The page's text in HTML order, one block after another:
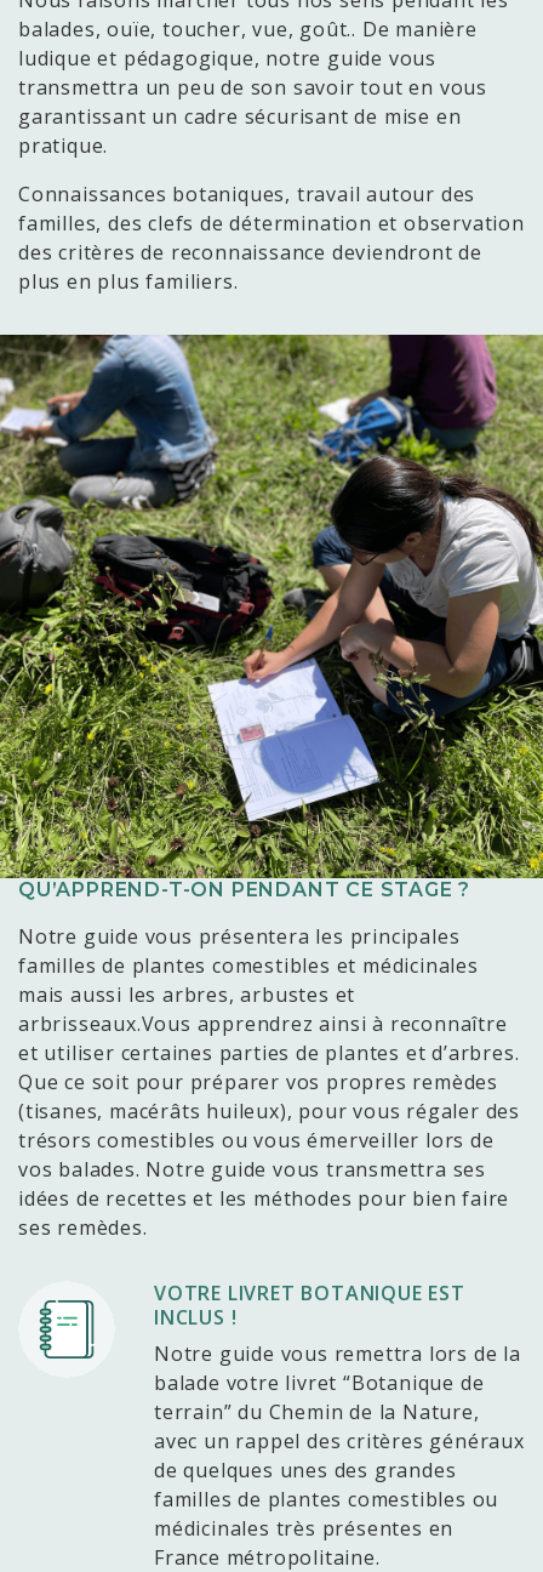
balades, ouïe, toucher, vue, goût.. De manière
ludique et pédagogique, notre guide vous
transmettra un peu de son savoir tout en vous
garantissant un cadre sécurisant de mise en
pratique.
Connaissances botaniques, travail autour des
familles, des clefs de détermination et observation
des critères de reconnaissance deviendront de
plus en plus familiers.
QU’APPREND-T-ON PENDANT CE STAGE ?
Notre guide vous présentera les principales
familles de plantes comestibles et médicinales
mais aussi les arbres, arbustes et
arbrisseaux.Vous apprendrez ainsi à reconnaître
et utiliser certaines parties de plantes et d’arbres.
Que ce soit pour préparer vos propres remèdes
(tisanes, macérâts huileux), pour vous régaler des
trésors comestibles ou vous émerveiller lors de
vos balades. Notre guide vous transmettra ses
idées de recettes et les méthodes pour bien faire
ses remèdes.
VOTRE LIVRET BOTANIQUE EST
INCLUS !
Notre guide vous remettra lors de la
balade votre livret “Botanique de
terrain” du Chemin de la Nature,
avec un rappel des critères généraux
de quelques unes des grandes
familles de plantes comestibles ou
médicinales très présentes en
France métropolitaine.